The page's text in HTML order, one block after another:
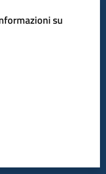
su